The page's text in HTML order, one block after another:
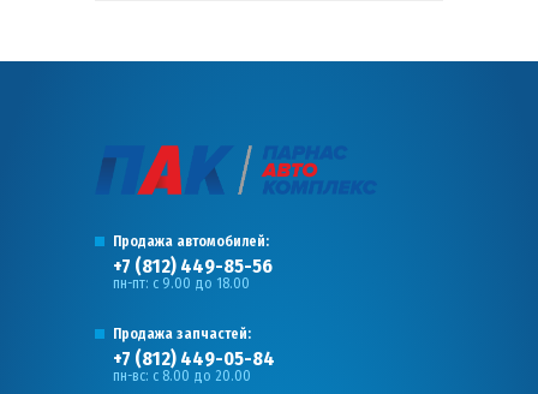
Продажа автомобилей:
+7 (812) 449-85-56
пн-пт: с 9.00 до 18.00
Продажа запчастей:
+7 (812) 449-05-84
пн-вс: с 8.00 до 20.00